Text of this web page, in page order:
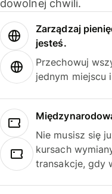
dowolnej chwili.
Zarządzaj
jesteś.
Przechowuj
jednym miejscu
Nie musisz się
kursach
transakcje, gdy